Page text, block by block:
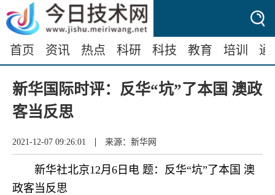
首页 资讯 热点 科研 科技 教育 培训 通
新华国际时评：反华“坑”了本国 澳政
客当反思
2021-12-07 09:26:01 | 来源：新华网
新华社北京12月6日电 题：反华“坑”了本国 澳
政客当反思